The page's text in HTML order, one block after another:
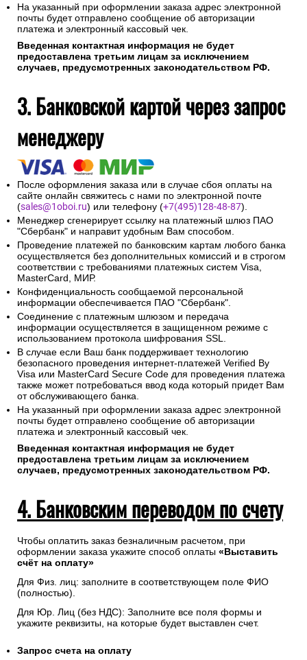
На указанный при оформлении заказа адрес электронной
почты будет отправлено сообщение об авторизации
платежа и электронный кассовый чек.
Введенная контактная информация не будет
предоставлена третьим лицам за исключением
случаев, предусмотренных законодательством РФ.
3. Банковской картой через запрос
менеджеру
После оформления заказа или в случае сбоя оплаты на
сайте онлайн свяжитесь с нами по электронной почте
(sales@1oboi.ru) или телефону (+7(495)128-48-87).
Менеджер сгенерирует ссылку на платежный шлюз ПАО
"Сбербанк" и направит удобным Вам способом.
Проведение платежей по банковским картам любого банка
осуществляется без дополнительных комиссий и в строгом
соответствии с требованиями платежных систем Visa,
MasterCard, МИР.
Конфиденциальность сообщаемой персональной
информации обеспечивается ПАО "Сбербанк".
Соединение с платежным шлюзом и передача
информации осуществляется в защищенном режиме с
использованием протокола шифрования SSL.
В случае если Ваш банк поддерживает технологию
безопасного проведения интернет-платежей Verified By
Visa или MasterCard Secure Code для проведения платежа
также может потребоваться ввод кода который придет Вам
от обслуживающего банка.
На указанный при оформлении заказа адрес электронной
почты будет отправлено сообщение об авторизации
платежа и электронный кассовый чек.
Введенная контактная информация не будет
предоставлена третьим лицам за исключением
случаев, предусмотренных законодательством РФ.
4. Банковским переводом по счету
Чтобы оплатить заказ безналичным расчетом, при
оформлении заказа укажите способ оплаты «Выставить
счёт на оплату»
Для Физ. лиц: заполните в соответствующем поле ФИО
(полностью).
Для Юр. Лиц (без НДС): Заполните все поля формы и
укажите реквизиты, на которые будет выставлен счет.
Запрос счета на оплату